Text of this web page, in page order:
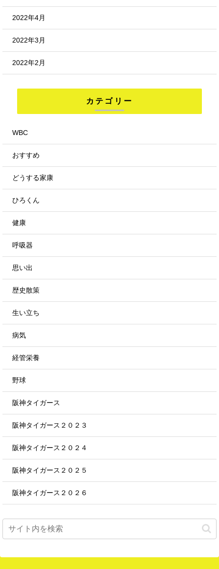
2022年4月
2022年3月
2022年2月
カテゴリー
WBC
おすすめ
どうする家康
ひろくん
健康
呼吸器
思い出
歴史散策
生い立ち
病気
経管栄養
野球
阪神タイガース
阪神タイガース２０２３
阪神タイガース２０２４
阪神タイガース２０２５
阪神タイガース２０２６